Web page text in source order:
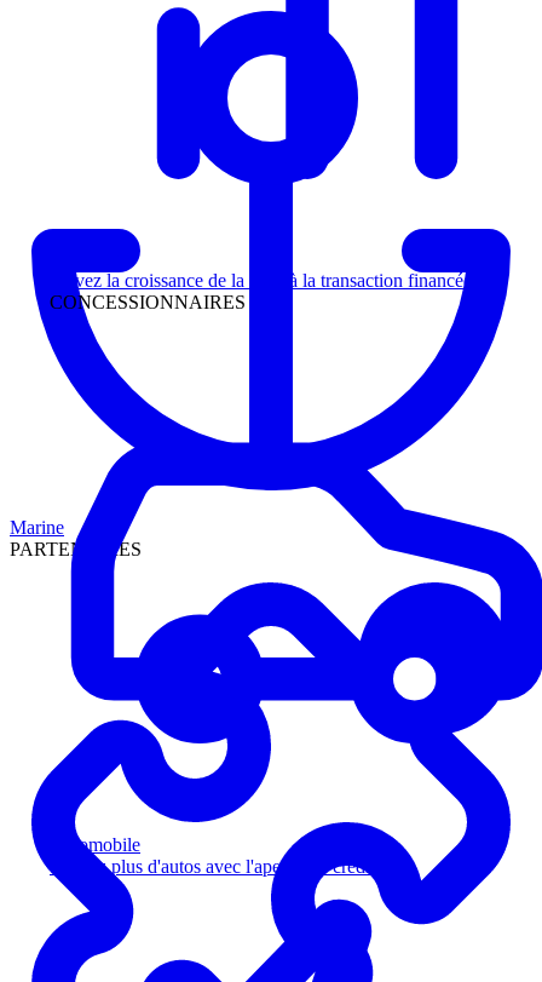
Suivez la croissance de la piste à la transaction financée
CONCESSIONNAIRES
Automobile
Vendez plus d'autos avec l'aperçu de crédit
Marine
PARTENAIRES